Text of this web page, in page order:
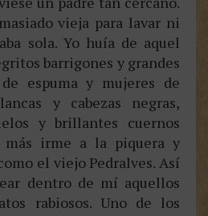
vieja para lavar ni
sola. Yo huía de aquel
barrigones y grandes
espuma y mujeres de
y cabezas negras,
y brillantes cuernos
más irme a la piquera y
el viejo Pedralves. Así
dentro de mí aquellos
rabiosos. Uno de los